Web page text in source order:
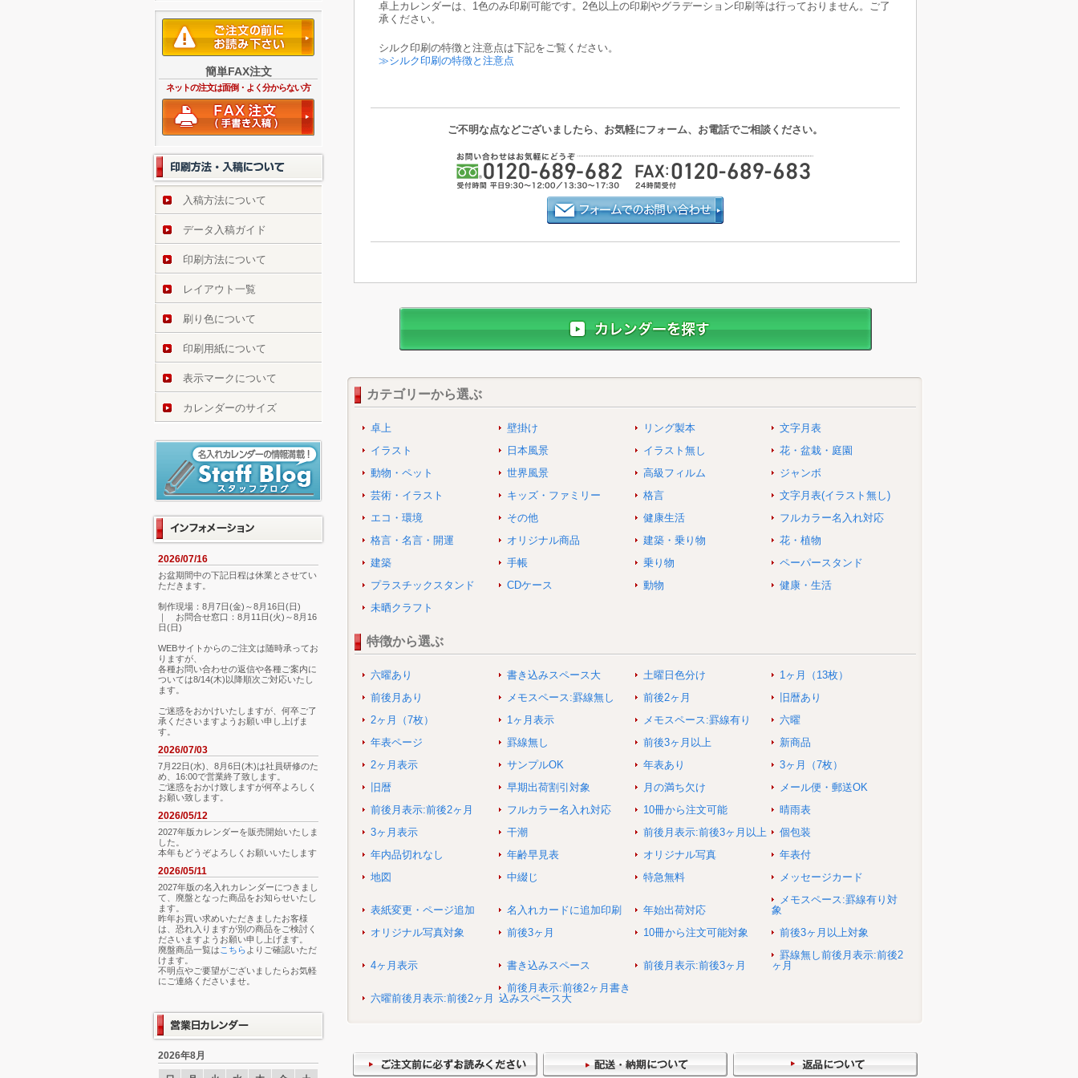
簡単FAX注文
ネットの注文は面倒・よく分からない方
入稿方法について
データ入稿ガイド
印刷方法について
レイアウト一覧
刷り色について
印刷用紙について
表示マークについて
カレンダーのサイズ
2026/07/16
お盆期間中の下記日程は休業とさせてい
ただきます。
制作現場：8月7日(金)～8月16日(日)
｜ お問合せ窓口：8月11日(火)～8月16
日(日)
WEBサイトからのご注文は随時承ってお
りますが、
各種お問い合わせの返信や各種ご案内に
ついては8/14(木)以降順次ご対応いたし
ます。
ご迷惑をおかけいたしますが、何卒ご了
承くださいますようお願い申し上げま
す。
2026/07/03
7月22日(水)、8月6日(木)は社員研修のた
め、16:00で営業終了致します。
ご迷惑をおかけ致しますが何卒よろしく
お願い致します。
2026/05/12
2027年版カレンダーを販売開始いたしま
した。
本年もどうぞよろしくお願いいたします
2026/05/11
2027年版の名入れカレンダーにつきまし
て、廃盤となった商品をお知らせいたし
ます。
昨年お買い求めいただきましたお客様
は、恐れ入りますが別の商品をご検討く
ださいますようお願い申し上げます。
廃盤商品一覧は こちら よりご確認いただ
けます。
不明点やご要望がございましたらお気軽
にご連絡くださいませ。
2026年8月
卓上カレンダーは、1色のみ印刷可能です。2色以上の印刷やグラデーション印刷等は行っておりません。ご了
承ください。
シルク印刷の特徴と注意点は下記をご覧ください。
≫シルク印刷の特徴と注意点
ご不明な点などございましたら、お気軽にフォーム、お電話でご相談ください。
カテゴリーから選ぶ
卓上 壁掛け リング製本
文字月表
イラスト
日本風景 イラスト無し
花・盆栽・庭園
動物・ペット
世界風景 高級フィルム
ジャンボ
芸術・イラスト
キッズ・ファミリー 格言
文字月表(イラスト無し)
エコ・環境
その他 健康生活
フルカラー名入れ対応
格言・名言・開運
オリジナル商品 建築・乗り物
花・植物
建築
手帳 乗り物
ペーパースタンド
プラスチックスタンド
CDケース 動物
健康・生活
未晒クラフト
特徴から選ぶ
六曜あり 書き込みスペース大 土曜日色分け
1ヶ月（13枚）
前後月あり
メモスペース:罫線無し 前後2ヶ月
旧暦あり
2ヶ月（7枚）
1ヶ月表示 メモスペース:罫線有り
六曜
年表ページ
罫線無し 前後3ヶ月以上
新商品
2ヶ月表示
サンプルOK 年表あり
3ヶ月（7枚）
旧暦
早期出荷割引対象 月の満ち欠け
メール便・郵送OK
前後月表示:前後2ヶ月
フルカラー名入れ対応 10冊から注文可能
晴雨表
3ヶ月表示
干潮 前後月表示:前後3ヶ月以上
個包装
年内品切れなし
年齢早見表 オリジナル写真
年表付
地図
中綴じ 特急無料 メッセージカード
表紙変更・ページ追加 名入れカードに追加印刷 年始出荷対応
メモスペース:罫線有り対
象
オリジナル写真対象
前後3ヶ月 10冊から注文可能対象 前後3ヶ月以上対象
4ヶ月表示 書き込みスペース 前後月表示:前後3ヶ月
罫線無し前後月表示:前後2
ヶ月
六曜前後月表示:前後2ヶ月
前後月表示:前後2ヶ月書き
込みスペース大